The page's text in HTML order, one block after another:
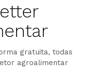
gratuita, todas
agroalimentar